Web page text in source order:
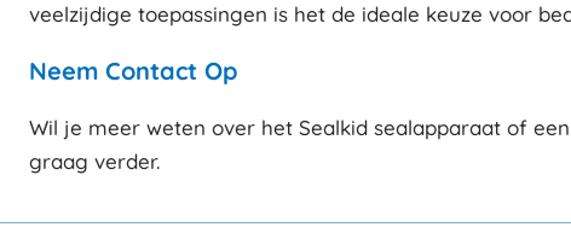
veelzijdige toepassingen is het de ideale keuze voor
Neem Contact Op
Wil je meer weten over het Sealkid sealapparaat of
graag verder.